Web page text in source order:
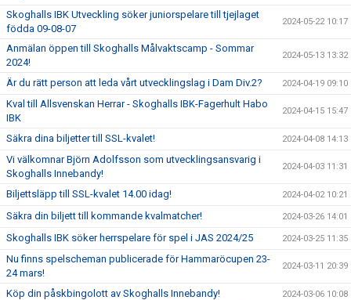
Skoghalls IBK Utveckling söker juniorspelare till tjejlaget
födda 09-08-07
2024-05-22 10:17
Anmälan öppen till Skoghalls Målvaktscamp - Sommar
2024!
2024-05-13 13:32
Är du rätt person att leda vårt utvecklingslag i Dam Div.2? 2024-04-19 09:10
Kval till Allsvenskan Herrar - Skoghalls IBK-Fagerhult Habo
IBK
2024-04-15 15:47
Säkra dina biljetter till SSL-kvalet! 2024-04-08 14:13
Vi välkomnar Björn Adolfsson som utvecklingsansvarig i
Skoghalls Innebandy!
2024-04-03 11:31
Biljettsläpp till SSL-kvalet 14.00 idag! 2024-04-02 10:21
Säkra din biljett till kommande kvalmatcher! 2024-03-26 14:01
Skoghalls IBK söker herrspelare för spel i JAS 2024/25 2024-03-25 11:35
Nu finns spelscheman publicerade för Hammaröcupen 23-
24 mars!
2024-03-11 20:39
Köp din påskbingolott av Skoghalls Innebandy! 2024-03-06 10:08